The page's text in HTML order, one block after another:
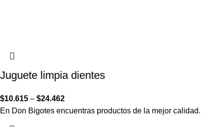
Juguete limpia dientes
$10.615 – $24.462
En Don Bigotes encuentras productos de la mejor calidad.